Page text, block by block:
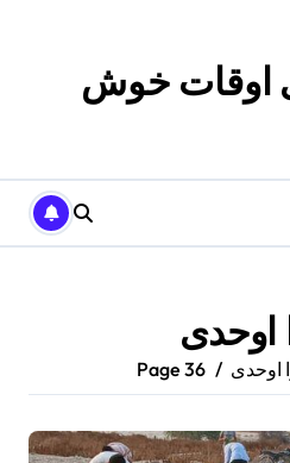
اوقات خوش
اوحدی
اوحدی Page 36